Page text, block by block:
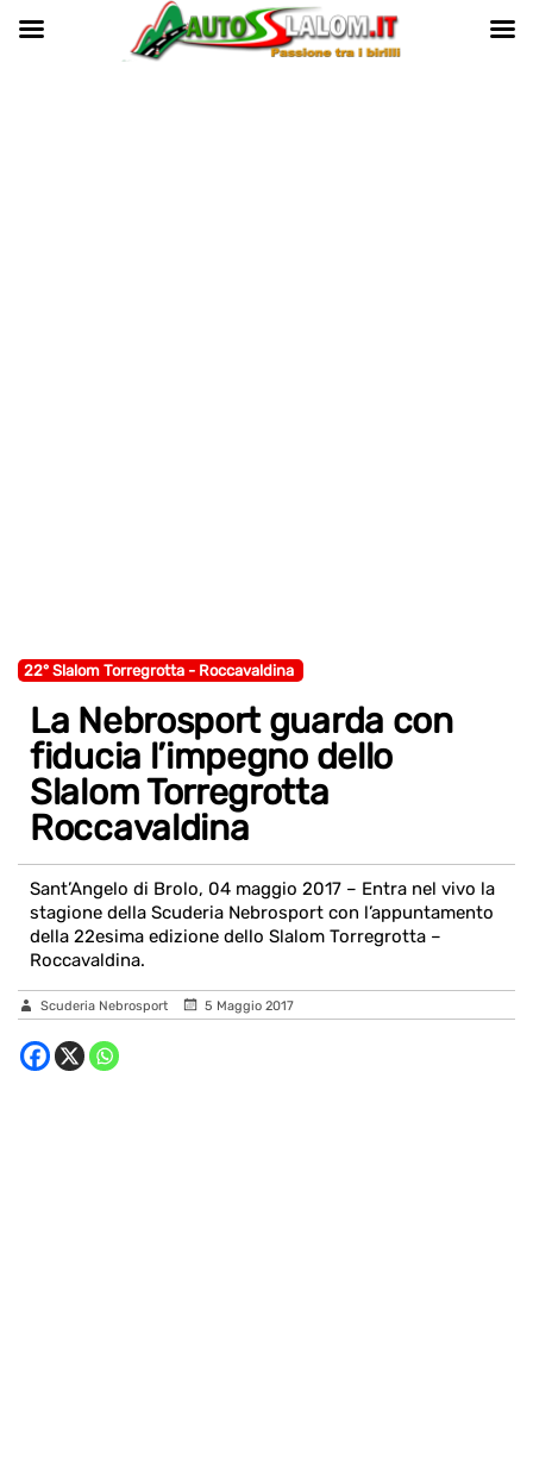
22° Slalom Torregrotta - Roccavaldina
La Nebrosport guarda con
fiducia l’impegno dello
Slalom Torregrotta
Roccavaldina
Sant’Angelo di Brolo, 04 maggio 2017 – Entra nel vivo la
stagione della Scuderia Nebrosport con l’appuntamento
della 22esima edizione dello Slalom Torregrotta –
Roccavaldina.
Scuderia Nebrosport 5 Maggio 2017